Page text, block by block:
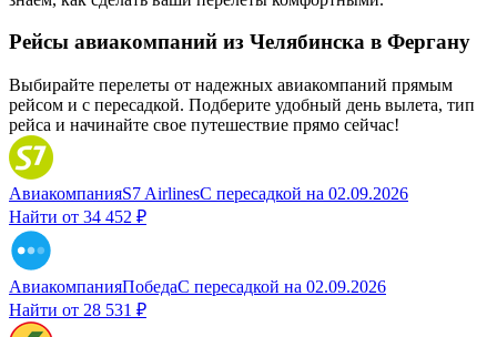
Рейсы авиакомпаний из Челябинска в Фергану
Выбирайте перелеты от надежных авиакомпаний прямым
рейсом и с пересадкой. Подберите удобный день вылета, тип
рейса и начинайте свое путешествие прямо сейчас!
АвиакомпанияS7 AirlinesС пересадкой на 02.09.2026
Найти от 34 452 ₽
АвиакомпанияПобедаС пересадкой на 02.09.2026
Найти от 28 531 ₽